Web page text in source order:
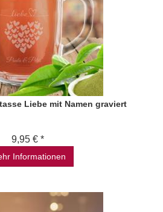
Liebe mit Namen graviert
9,95 € *
Informationen